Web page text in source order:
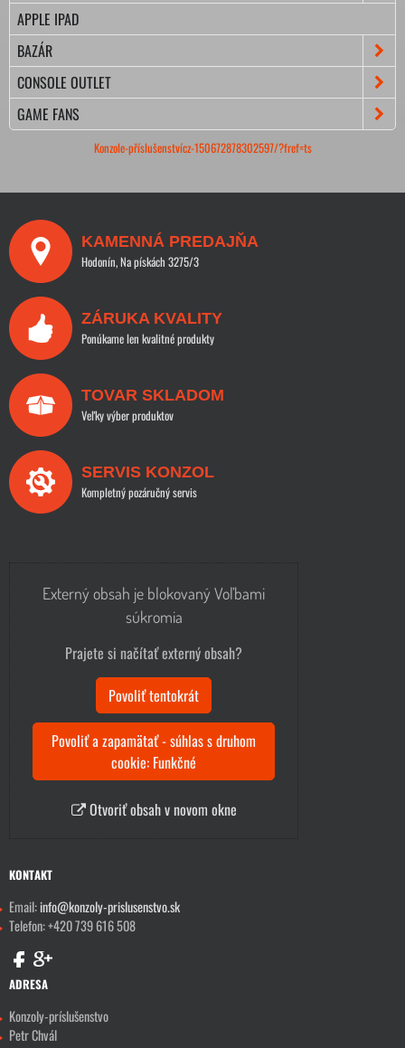
APPLE IPAD
BAZÁR
CONSOLE OUTLET
GAME FANS
Konzole-příslušenstvícz-150672878302597/?fref=ts
KAMENNÁ PREDAJŇA
Hodonín, Na pískách 3275/3
ZÁRUKA KVALITY
Ponúkame len kvalitné produkty
TOVAR SKLADOM
Veľky výber produktov
SERVIS KONZOL
Kompletný pozáručný servis
Externý obsah je blokovaný Voľbami
súkromia
Prajete si načítať externý obsah?
Povoliť tentokrát
Povoliť a zapamätať - súhlas s druhom
cookie: Funkčné
Otvoriť obsah v novom okne
KONTAKT
Email:info@konzoly-prislusenstvo.sk
Telefon: +420 739 616 508
ADRESA
Konzoly-príslušenstvo
Petr Chvál